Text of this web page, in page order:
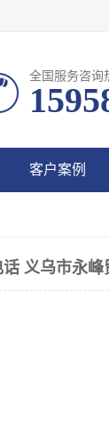
全国服务咨询
客户案例
义乌市永峰